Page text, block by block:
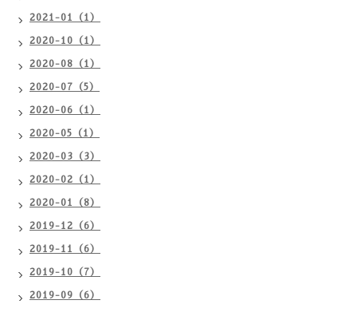
2021-01（1）
2020-10（1）
2020-08（1）
2020-07（5）
2020-06（1）
2020-05（1）
2020-03（3）
2020-02（1）
2020-01（8）
2019-12（6）
2019-11（6）
2019-10（7）
2019-09（6）